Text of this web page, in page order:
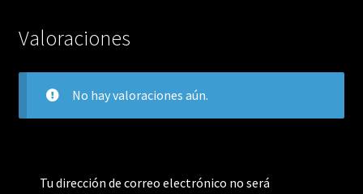
Valoraciones
No hay valoraciones aún.
Tu dirección de correo electrónico no será